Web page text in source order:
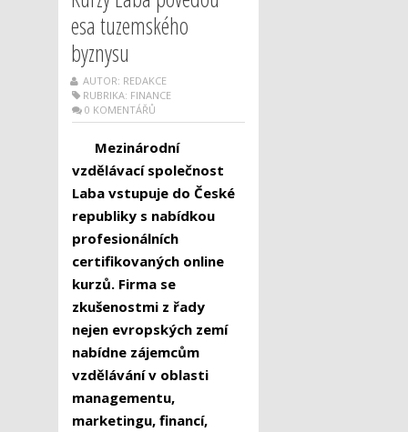
esa tuzemského
byznysu
AUTOR: REDAKCE
RUBRIKA: FINANCE
0 KOMENTÁŘŮ
Mezinárodní
vzdělávací společnost
Laba vstupuje do České
republiky s nabídkou
profesionálních
certifikovaných online
kurzů. Firma se
zkušenostmi z řady
nejen evropských zemí
nabídne zájemcům
vzdělávání v oblasti
managementu,
marketingu, financí,